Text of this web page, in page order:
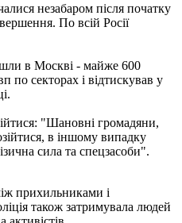
незабаром після початку
По всій Росії
в Москві - майже 600
секторах і відтискував у
"Шановні громадяни,
в іншому випадку
сила та спецзасоби".
прихильниками і
також затримувала людей